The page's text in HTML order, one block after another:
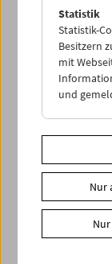
Vorschau
Statistik
Statistik-
Besitzern
mit
und
Nur